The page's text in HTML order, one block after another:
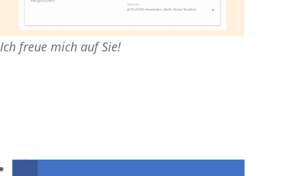
Ich freue mich auf Sie!